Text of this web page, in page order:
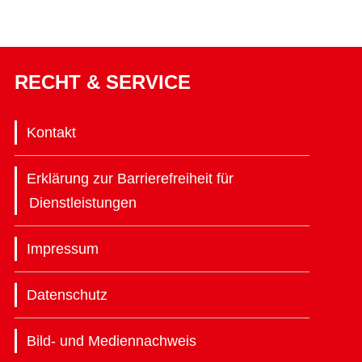
RECHT & SERVICE
Kontakt
Erklärung zur Barrierefreiheit für
Dienstleistungen
Impressum
Datenschutz
Bild- und Mediennachweis